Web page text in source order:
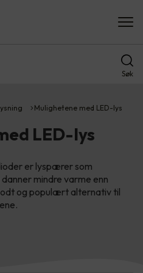
Søk
Mulighetene med LED-lys
LED-lys
er lyspærer som
mindre varme enn
og populært alternativ til